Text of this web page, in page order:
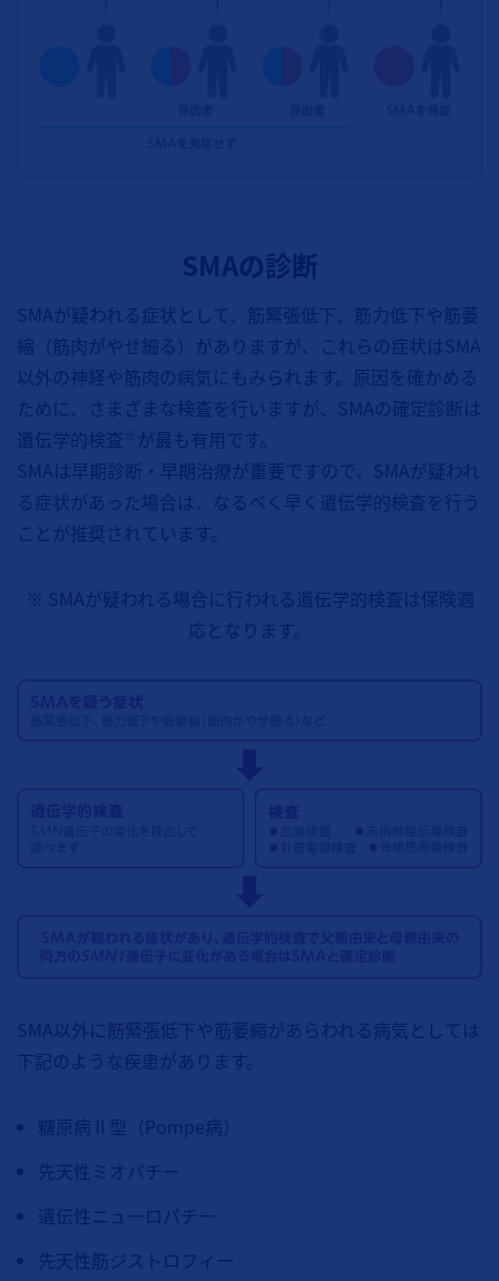
SMAの診断
SMAが疑われる症状として、筋緊張低下、筋力低下や筋萎
縮（筋肉がやせ細る）がありますが、これらの症状はSMA
以外の神経や筋肉の病気にもみられます。原因を確かめる
ために、さまざまな検査を行いますが、SMAの確定診断は
遺伝学的検査 が最も有用です。
SMAは早期診断・早期治療が重要ですので、SMAが疑われ
る症状があった場合は、なるべく早く遺伝学的検査を行う
ことが推奨されています。
※ SMAが疑われる場合に行われる遺伝学的検査は保険適
応となります。
SMA以外に筋緊張低下や筋萎縮があらわれる病気としては
下記のような疾患があります。
糖原病Ⅱ型（Pompe病）
先天性ミオパチー
遺伝性ニューロパチー
先天性筋ジストロフィー